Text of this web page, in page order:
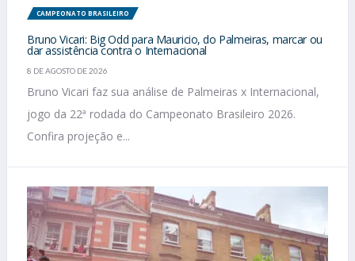
CAMPEONATO BRASILEIRO
Bruno Vicari: Big Odd para Mauricio, do Palmeiras, marcar ou
dar assistência contra o Internacional
8 DE AGOSTO DE 2026
Bruno Vicari faz sua análise de Palmeiras x Internacional,
jogo da 22ª rodada do Campeonato Brasileiro 2026.
Confira projeção e...